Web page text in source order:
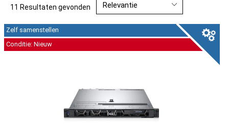
11 Resultaten gevonden
Zelf samenstellen
Conditie: Nieuw